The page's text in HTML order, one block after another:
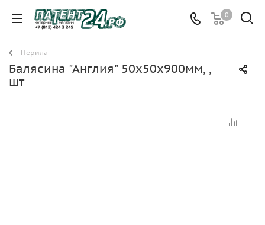
0
Перила
Балясина "Англия" 50х50х900мм, ,
шт